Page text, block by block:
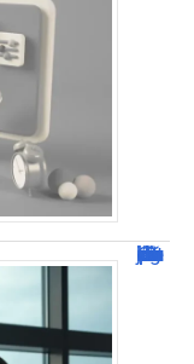
Combien de jour pour un décès d’un parent à l’étranger ?